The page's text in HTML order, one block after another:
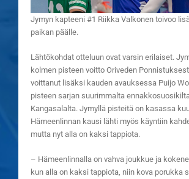
Jymyn kapteeni #1 Riikka Valkonen toivoo
paikan päälle.
Lähtökohdat otteluun ovat varsin erilaiset.
kolmen pisteen voitto Oriveden
voittanut lisäksi kauden avauksessa Puijo
pisteen sarjan suurimmalta
Kangasalalta. Jymyllä pisteitä on kasassa
Hämeenlinnan kausi lähti myös käyntiin
mutta nyt alla on kaksi tappiota.
– Hämeenlinnalla on vahva joukkue ja
kun alla on kaksi tappiota, niin kova porukka